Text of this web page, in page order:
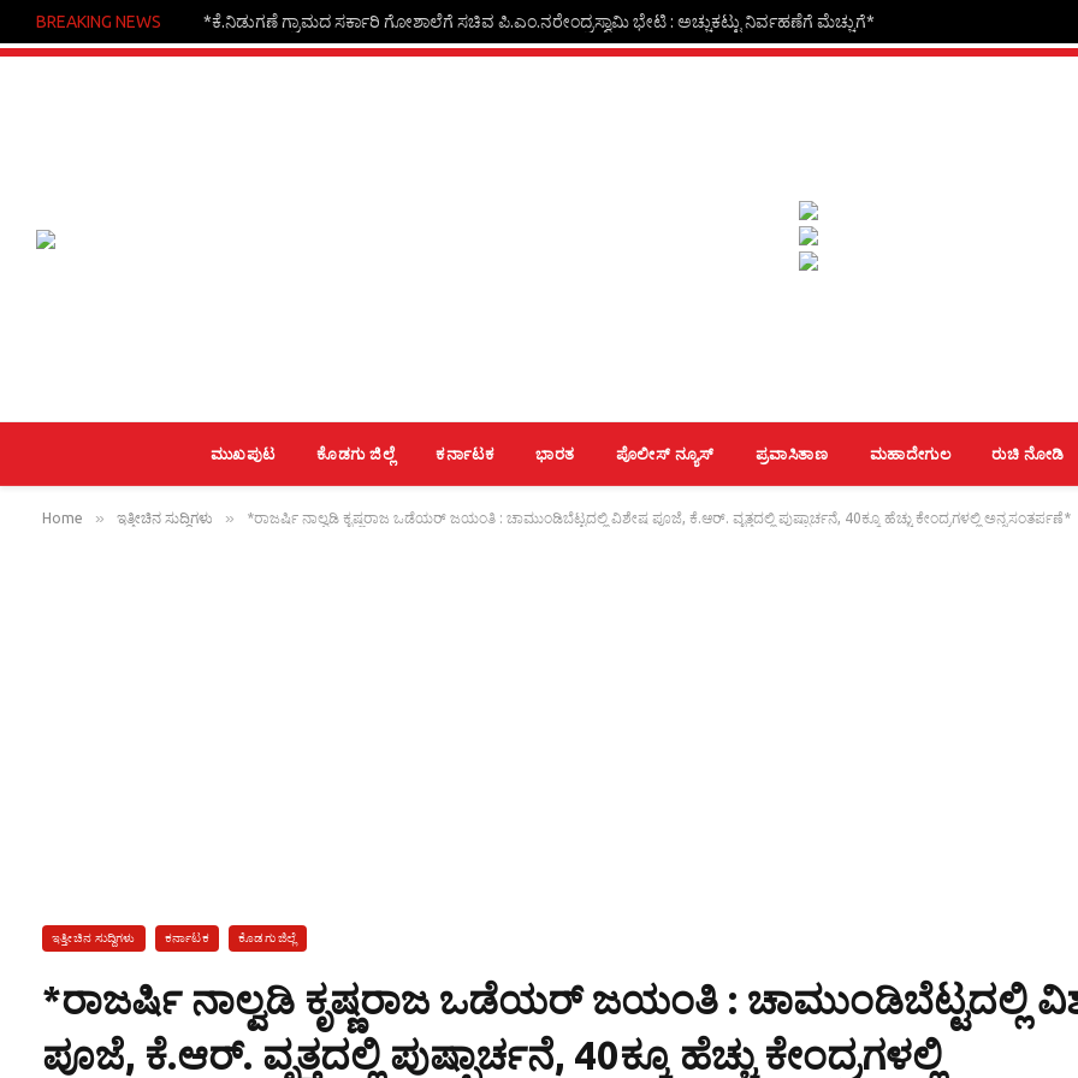
BREAKING NEWS *ಕೆ.ನಿಡುಗಣೆ ಗ್ರಾಮದ ಸರ್ಕಾರಿ ಗೋಶಾಲೆಗೆ ಸಚಿವ ಪಿ.ಎಂ.ನರೇಂದ್ರಸ್ವಾಮಿ ಭೇಟಿ : ಅಚ್ಚುಕಟ್ಟು ನಿರ್ವಹಣೆಗೆ ಮೆಚ್ಚುಗೆ*
ಮುಖಪುಟ ಕೊಡಗು ಜಿಲ್ಲೆ ಕರ್ನಾಟಕ ಭಾರತ ಪೊಲೀಸ್ ನ್ಯೂಸ್ ಪ್ರವಾಸಿತಾಣ ಮಹಾದೇಗುಲ ರುಚಿ ನೋಡಿ
Home » ಇತ್ತೀಚಿನ ಸುದ್ದಿಗಳು » *ರಾಜರ್ಷಿ ನಾಲ್ವಡಿ ಕೃಷ್ಣರಾಜ ಒಡೆಯರ್ ಜಯಂತಿ : ಚಾಮುಂಡಿಬೆಟ್ಟದಲ್ಲಿ ವಿಶೇಷ ಪೂಜೆ, ಕೆ.ಆರ್. ವೃತ್ತದಲ್ಲಿ ಪುಷ್ಪಾರ್ಚನೆ, 40ಕ್ಕೂ ಹೆಚ್ಚು ಕೇಂದ್ರಗಳಲ್ಲಿ ಅನ್ನಸಂತರ್ಪಣೆ*
ಇತ್ತೀಚಿನ ಸುದ್ದಿಗಳು ಕರ್ನಾಟಕ ಕೊಡಗು ಜಿಲ್ಲೆ
*ರಾಜರ್ಷಿ ನಾಲ್ವಡಿ ಕೃಷ್ಣರಾಜ ಒಡೆಯರ್ ಜಯಂತಿ : ಚಾಮುಂಡಿಬೆಟ್ಟದಲ್ಲಿ
ಪೂಜೆ, ಕೆ.ಆರ್. ವೃತ್ತದಲ್ಲಿ ಪುಷ್ಪಾರ್ಚನೆ, 40ಕ್ಕೂ ಹೆಚ್ಚು ಕೇಂದ್ರಗಳಲ್ಲಿ